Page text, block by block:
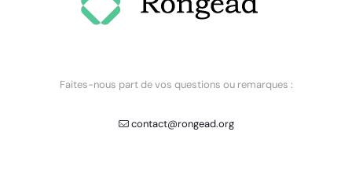
Faites-nous part de vos questions ou remarques :
contact@rongead.org